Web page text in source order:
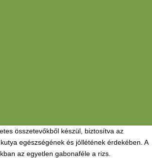
összetevőkből készül, biztosítva az
egészségének és jóllétének érdekében. A
az egyetlen gabonaféle a rizs.